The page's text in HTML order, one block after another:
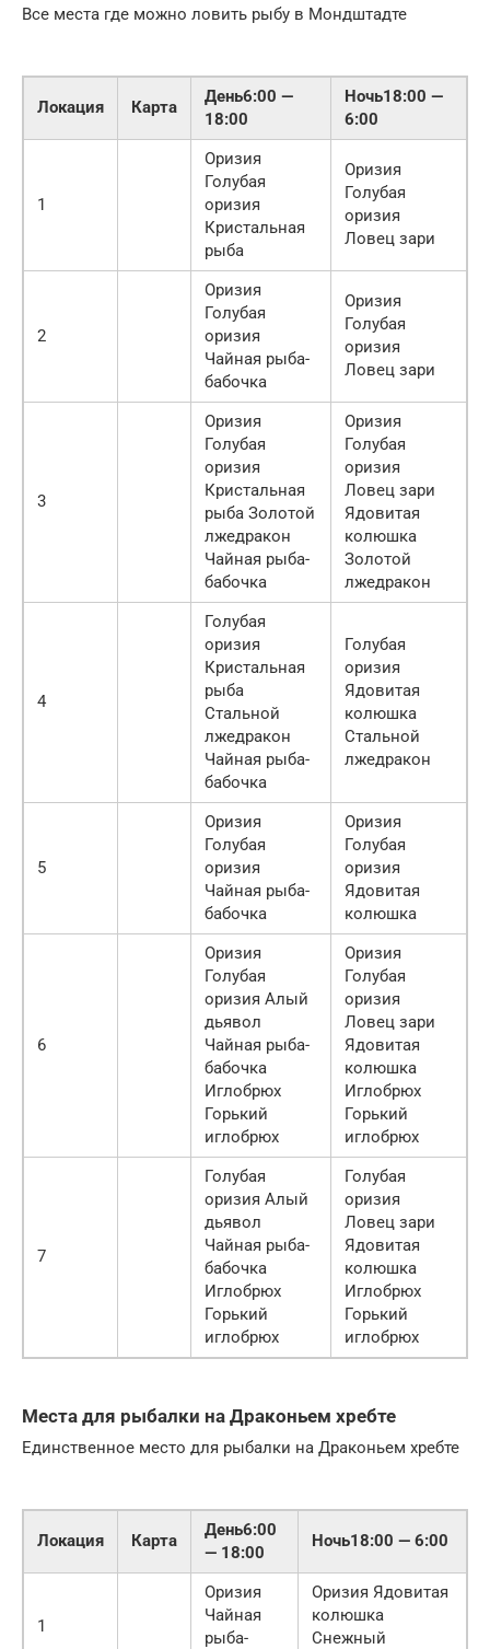
Все места где можно ловить рыбу в Мондштадте
Локация Карта
День6:00 —
18:00
Ночь18:00 —
6:00
1
Оризия
Голубая
оризия
Кристальная
рыба
Оризия
Голубая
оризия
Ловец зари
2
Оризия
Голубая
оризия
Чайная рыба-
бабочка
Оризия
Голубая
оризия
Ловец зари
3
Оризия
Голубая
оризия
Кристальная
рыба Золотой
лжедракон
Чайная рыба-
бабочка
Оризия
Голубая
оризия
Ловец зари
Ядовитая
колюшка
Золотой
лжедракон
4
Голубая
оризия
Кристальная
рыба
Стальной
лжедракон
Чайная рыба-
бабочка
Голубая
оризия
Ядовитая
колюшка
Стальной
лжедракон
5
Оризия
Голубая
оризия
Чайная рыба-
бабочка
Оризия
Голубая
оризия
Ядовитая
колюшка
6
Оризия
Голубая
оризия Алый
дьявол
Чайная рыба-
бабочка
Иглобрюх
Горький
иглобрюх
Оризия
Голубая
оризия
Ловец зари
Ядовитая
колюшка
Иглобрюх
Горький
иглобрюх
7
Голубая
оризия Алый
дьявол
Чайная рыба-
бабочка
Иглобрюх
Горький
иглобрюх
Голубая
оризия
Ловец зари
Ядовитая
колюшка
Иглобрюх
Горький
иглобрюх
Места для рыбалки на Драконьем хребте
Единственное место для рыбалки на Драконьем хребте
Локация Карта
День6:00
— 18:00
Ночь18:00 — 6:00
1
Оризия
Чайная
рыба-
Оризия Ядовитая
колюшка
Снежный